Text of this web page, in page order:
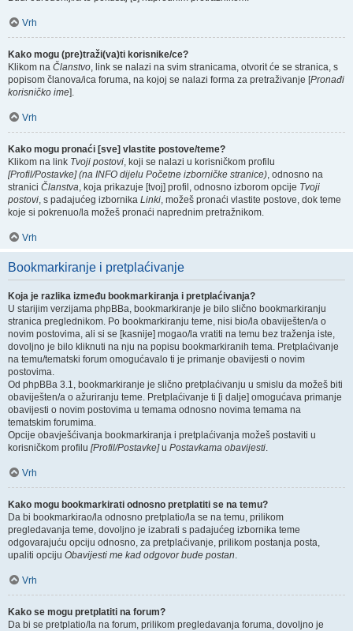
Vrh
Kako mogu (pre)traži(va)ti korisnike/ce?
Klikom na Članstvo, link se nalazi na svim stranicama, otvorit će se stranica, s
popisom članova/ica foruma, na kojoj se nalazi forma za pretraživanje [Pronađi
korisničko ime].
Vrh
Kako mogu pronaći [sve] vlastite postove/teme?
Klikom na link Tvoji postovi, koji se nalazi u korisničkom profilu
[Profil/Postavke] (na INFO dijelu Početne izborničke stranice), odnosno na
stranici Članstva, koja prikazuje [tvoj] profil, odnosno izborom opcije Tvoji
postovi, s padajućeg izbornika Linki, možeš pronaći vlastite postove, dok teme
koje si pokrenuo/la možeš pronaći naprednim pretražnikom.
Vrh
Bookmarkiranje i pretplaćivanje
Koja je razlika između bookmarkiranja i pretplaćivanja?
U starijim verzijama phpBBa, bookmarkiranje je bilo slično bookmarkiranju
stranica preglednikom. Po bookmarkiranju teme, nisi bio/la obaviješten/a o
novim postovima, ali si se [kasnije] mogao/la vratiti na temu bez traženja iste,
dovoljno je bilo kliknuti na nju na popisu bookmarkiranih tema. Pretplaćivanje
na temu/tematski forum omogućavalo ti je primanje obavijesti o novim
postovima.
Od phpBBa 3.1, bookmarkiranje je slično pretplaćivanju u smislu da možeš biti
obaviješten/a o ažuriranju teme. Pretplaćivanje ti [i dalje] omogućava primanje
obavijesti o novim postovima u temama odnosno novima temama na
tematskim forumima.
Opcije obavješćivanja bookmarkiranja i pretplaćivanja možeš postaviti u
korisničkom profilu [Profil/Postavke]u Postavkama obavijesti.
Vrh
Kako mogu bookmarkirati odnosno pretplatiti se na temu?
Da bi bookmarkirao/la odnosno pretplatio/la se na temu, prilikom
pregledavanja teme, dovoljno je izabrati s padajućeg izbornika teme
odgovarajuću opciju odnosno, za pretplaćivanje, prilikom postanja posta,
upaliti opciju Obavijesti me kad odgovor bude postan.
Vrh
Kako se mogu pretplatiti na forum?
Da bi se pretplatio/la na forum, prilikom pregledavanja foruma, dovoljno je